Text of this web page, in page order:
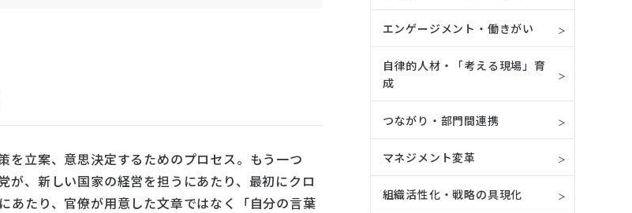
を立案、意思決定するためのプロセス。もう一つ
が、新しい国家の経営を担うにあたり、最初にクロ
あたり、官僚が用意した文章ではなく「自分の言葉
エンゲージメント・働きがい
自律的人材・「考える現場」育
成
つながり・部門間連携
マネジメント変革
組織活性化・戦略の具現化